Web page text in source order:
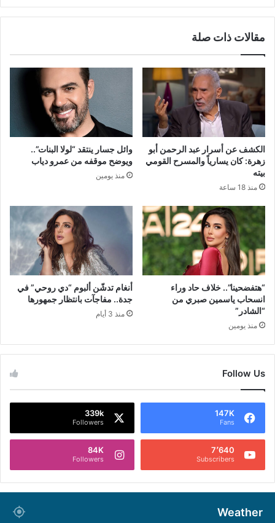
مقالات ذات صلة
الكشف عن أسرار عبد الرحمن أبو
زهرة: كان يسارياً والمسرح القومي
بيته
منذ 18 ساعة
وائل جسار ينتقد “لولا البنات”..
ويوضح موقفه من عمرو دياب
منذ يومين
“هتفضحينا”.. خلاف حاد وراء
انسحاب ياسمين صبري من
“الشادر”
منذ يومين
أنغام تدشّن ألبوم “دي روحي” في
جدة.. مفاجآت بانتظار جمهورها
منذ 3 أيام
Follow Us
147K
Fans
339k
Followers
7٬640
Subscribers
84K
Followers
Weather